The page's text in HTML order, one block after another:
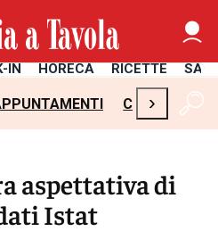
IN HORECA RICETTE
CHECK-IN
›
aspettativa di
Istat